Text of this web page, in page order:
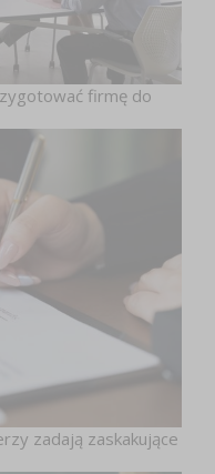
firmę do
zadają zaskakujące